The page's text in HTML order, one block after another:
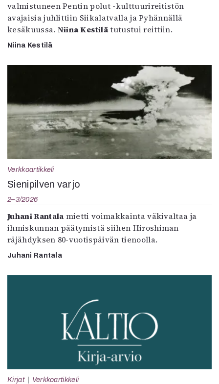
valmistuneen Pentin polut -kulttuurireitistön
avajaisia juhlittiin Siikalatvalla ja Pyhännällä
kesäkuussa. Niina Kestilätutustui reittiin.
Niina Kestilä
Verkkoartikkeli
Sienipilven varjo
2–3/2026
Juhani Rantala mietti voimakkainta väkivaltaa ja
ihmiskunnan päätymistä siihen Hiroshiman
räjähdyksen 80-vuotispäivän tienoolla.
Juhani Rantala
Kirjat Verkkoartikkeli